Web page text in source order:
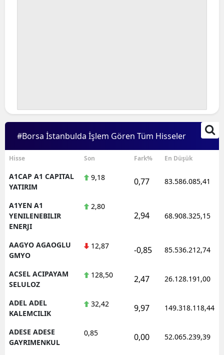
#Borsa İstanbulda İşlem Gören Tüm Hisseler
Hisse Son Fark% En Düşük
A1CAP A1 CAPITAL
YATIRIM
9,18 0,77 83.586.085,41
A1YEN A1
YENILENEBILIR
ENERJI
2,80
2,94 68.908.325,15
AAGYO AGAOGLU
GMYO
12,87 -0,85 85.536.212,74
ACSEL ACIPAYAM
SELULOZ
128,50 2,47 26.128.191,00
ADEL ADEL
KALEMCILIK
32,42 9,97 149.318.118,44
ADESE ADESE
GAYRIMENKUL
0,85 0,00 52.065.239,39